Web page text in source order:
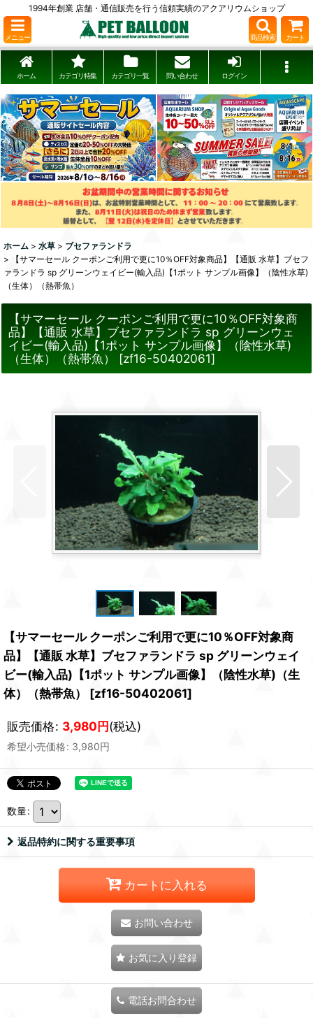
1994年創業 店舗・通信販売を行う信頼実績のアクアリウムショップ
メニュー 商品検索 カート
ホーム カテゴリ特集 カテゴリ一覧 問い合わせ ログイン
ホーム > 水草 > ブセファランドラ
>
【サマーセール クーポンご利用で更に10％OFF対象商品】【通販 水草】ブセフ
ァランドラ sp グリーンウェイビー(輸入品)【1ポット サンプル画像】（陰性水草)
（生体）（熱帯魚）
【サマーセール クーポンご利用で更に10％OFF対象商
品】【通販 水草】ブセファランドラ sp グリーンウェ
イビー(輸入品)【1ポット サンプル画像】（陰性水草)
（生体）（熱帯魚）
[zf16-50402061]
【サマーセール クーポンご利用で更に10％OFF対象商
品】【通販 水草】ブセファランドラ sp グリーンウェイ
ビー(輸入品)【1ポット サンプル画像】（陰性水草)（生
体）（熱帯魚）
[zf16-50402061]
販売価格: 3,980円(税込)
希望小売価格: 3,980円
数量:
返品特約に関する重要事項
カートに入れる
お問い合わせ
お気に入り登録
電話お問合わせ